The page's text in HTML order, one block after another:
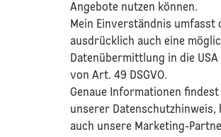
Angebote nutzen können.
Mein Einverständnis umfasst
ausdrücklich auch eine
Datenübermittlung in die USA
von Art. 49 DSGVO.​
​Genaue Informationen findest
unserer Datenschutzhinweis,
auch unsere Marketing-